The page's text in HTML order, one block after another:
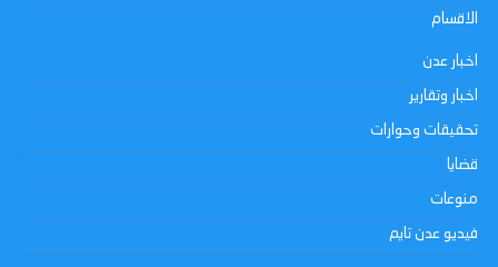
الاقسام
اخبار عدن
اخبار وتقارير
تحقيقات وحوارات
قضايا
منوعات
فيديو عدن تايم